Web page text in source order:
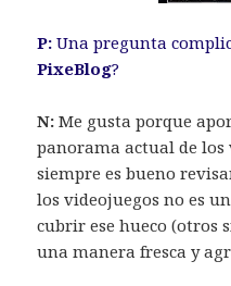
P: Una pregunta
PixeBlog?
N: Me gusta porque
panorama actual de los
siempre es bueno
los videojuegos no es
cubrir ese hueco (otros
una manera fresca y